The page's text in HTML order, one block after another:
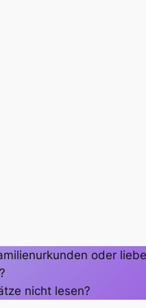
oder
nicht lesen?